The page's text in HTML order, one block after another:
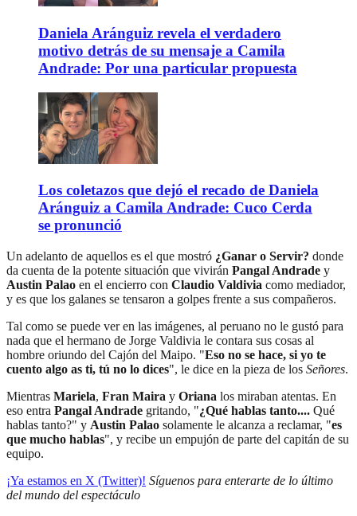
Daniela Aránguiz revela el verdadero
motivo detrás de su mensaje a Camila
Andrade: Por una particular propuesta
Los coletazos que dejó el recado de Daniela
Aránguiz a Camila Andrade: Cuco Cerda
se pronunció
Un adelanto de aquellos es el que mostró ¿Ganar o Servir? donde
da cuenta de la potente situación que vivirán Pangal Andrade y
Austin Palao en el encierro con Claudio Valdivia como mediador,
y es que los galanes se tensaron a golpes frente a sus compañeros.
Tal como se puede ver en las imágenes, al peruano no le gustó para
nada que el hermano de Jorge Valdivia le contara sus cosas al
hombre oriundo del Cajón del Maipo. "Eso no se hace, si yo te
cuento algo as ti, tú no lo dices", le dice en la pieza de los Señores.
Mientras Mariela, Fran Maira y Oriana los miraban atentas. En
eso entra Pangal Andrade gritando, "¿Qué hablas tanto.... Qué
hablas tanto?" y Austin Palao solamente le alcanza a reclamar, "es
que mucho hablas", y recibe un empujón de parte del capitán de su
equipo.
¡Ya estamos en X (Twitter)! Síguenos para enterarte de lo último
del mundo del espectáculo